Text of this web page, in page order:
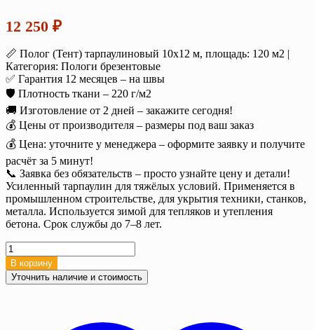
12 250 ₽
📏 Полог (Тент) тарпаулиновый 10х12 м, площадь: 120 м2 |
Категория: Пологи брезентовые
✅ Гарантия 12 месяцев – на швы
🛡️ Плотность ткани – 220 г/м2
🚚 Изготовление от 2 дней – закажите сегодня!
💰 Цены от производителя – размеры под ваш заказ
💰 Цена: уточните у менеджера – оформите заявку и получите
расчёт за 5 минут!
📞 Заявка без обязательств – просто узнайте цену и детали!
Усиленный тарпаулин для тяжёлых условий. Применяется в
промышленном строительстве, для укрытия техники, станков,
металла. Используется зимой для тепляков и утепления
бетона. Срок службы до 7–8 лет.
Количество
товара
Тент
тарпаулин
В корзину
Уточнить наличие и стоимость